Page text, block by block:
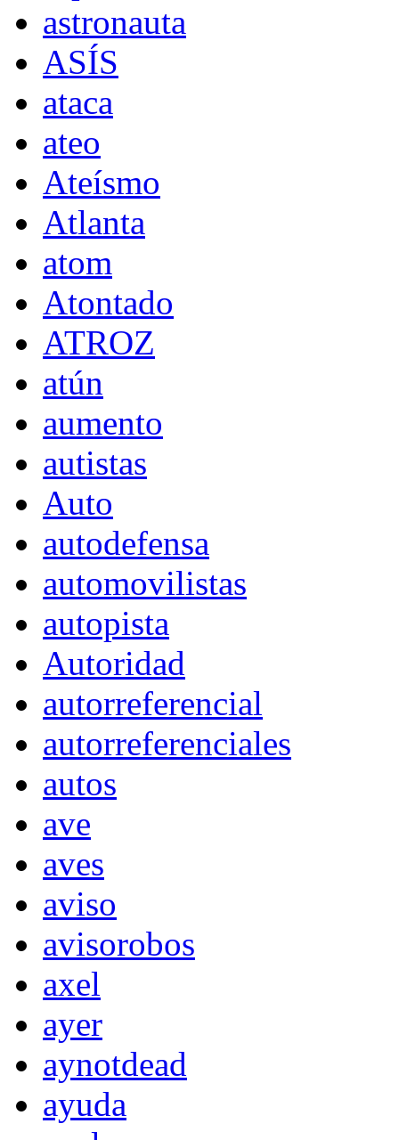
astronauta
ASÍS
ataca
ateo
Ateísmo
Atlanta
atom
Atontado
ATROZ
atún
aumento
autistas
Auto
autodefensa
automovilistas
autopista
Autoridad
autorreferencial
autorreferenciales
autos
ave
aves
aviso
avisorobos
axel
ayer
aynotdead
ayuda